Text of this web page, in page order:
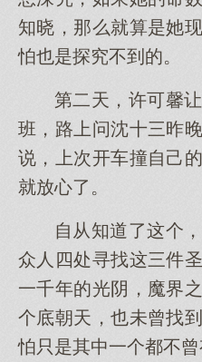
知晓，那么就算是她
怕也是探究不到的。
第二天，许可馨
班，路上问沈十三昨
说，上次开车撞自己
就放心了。
自从知道了这个
众人四处寻找这三件
一千年的光阴，魔界
个底朝天，也未曾找
怕只是其中一个都不曾